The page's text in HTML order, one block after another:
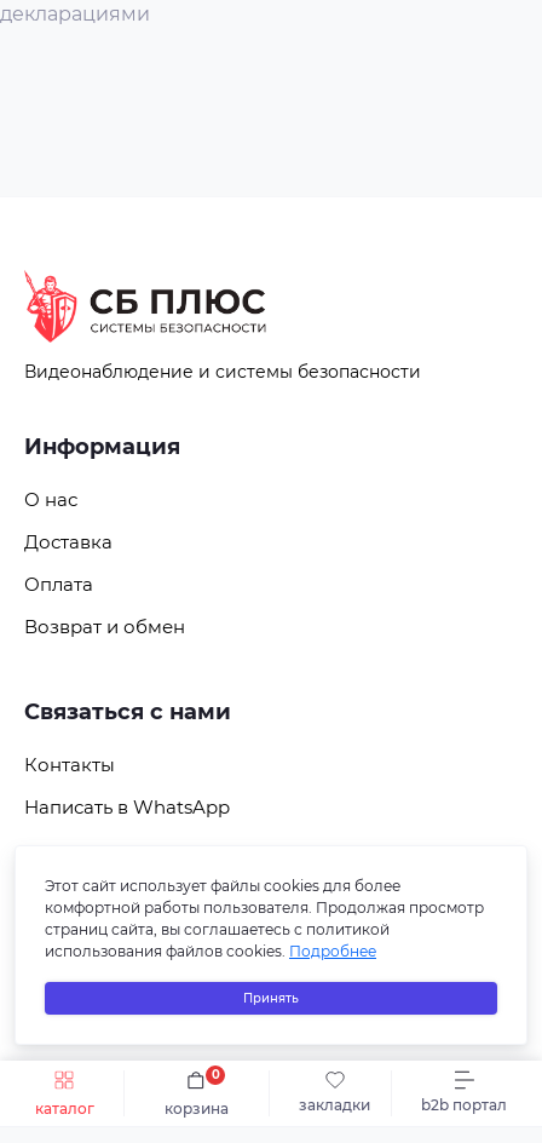
каталог закладки
корзина
0
b2b портал
Быстрый заказ В корзину
декларациями
Видеонаблюдение и системы безопасности
Информация
О нас
Доставка
Оплата
Возврат и обмен
Связаться с нами
Контакты
Написать в WhatsApp
Подпишитесь на рассылку
Этот сайт использует файлы cookies для более
комфортной работы пользователя. Продолжая просмотр
страниц сайта, вы соглашаетесь с политикой
использования файлов cookies. Подробнее
Принять